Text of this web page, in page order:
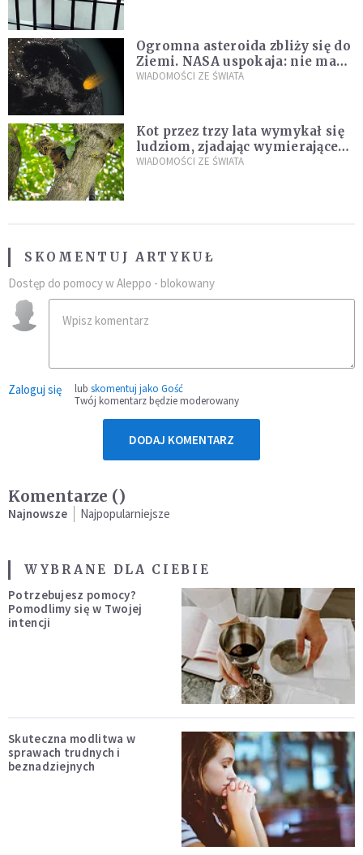
Ogromna asteroida zbliży się do
Ziemi. NASA uspokaja: nie ma
zagrożenia
WIADOMOŚCI ZE ŚWIATA
Kot przez trzy lata wymykał się
ludziom, zjadając wymierające
kaczki. W końcu popełnił
WIADOMOŚCI ZE ŚWIATA
SKOMENTUJ ARTYKUŁ
Dostęp do pomocy w Aleppo - blokowany
Zaloguj się lub skomentuj jako Gość
Twój komentarz będzie moderowany
DODAJ KOMENTARZ
Komentarze ()
Najnowsze Najpopularniejsze
WYBRANE DLA CIEBIE
Potrzebujesz pomocy?
Pomodlimy się w Twojej
intencji
Skuteczna modlitwa w
sprawach trudnych i
beznadziejnych